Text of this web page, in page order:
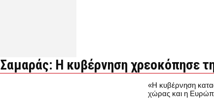
Σαμαράς: Η κυβέρνηση χρεοκόπησε
«Η κυβέρνηση
χώρας και η